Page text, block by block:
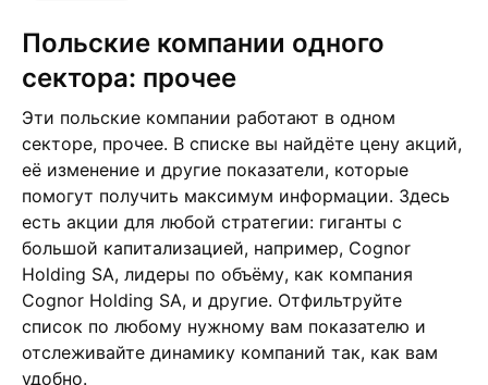
польские компании одного
сектора: прочее
Эти польские компании работают в одном
секторе, прочее. В списке вы найдёте цену акций,
её изменение и другие показатели, которые
помогут получить максимум информации. Здесь
есть акции для любой стратегии: гиганты с
большой капитализацией, например, Cognor
Holding SA, лидеры по объёму, как компания
Cognor Holding SA, и другие. Отфильтруйте
список по любому нужному вам показателю и
отслеживайте динамику компаний так, как вам
удобно.